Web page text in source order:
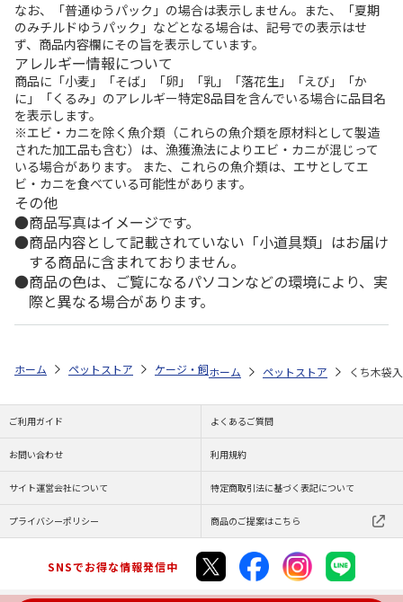
なお、「普通ゆうパック」の場合は表示しません。また、「夏期
のみチルドゆうパック」などとなる場合は、記号での表示はせ
ず、商品内容欄にその旨を表示しています。
アレルギー情報について
商品に「小麦」「そば」「卵」「乳」「落花生」「えび」「か
に」「くるみ」のアレルギー特定8品目を含んでいる場合に品目名
を表示します。
※エビ・カニを除く魚介類（これらの魚介類を原材料として製造
された加工品も含む）は、漁獲漁法によりエビ・カニが混じって
いる場合があります。 また、これらの魚介類は、エサとしてエ
ビ・カニを食べている可能性があります。
その他
商品写真はイメージです。
商品内容として記載されていない「小道具類」はお届け
する商品に含まれておりません。
商品の色は、ご覧になるパソコンなどの環境により、実
際と異なる場合があります。
ホーム ペットストア ケージ・飼育その他用品 かくれ木・とまり木
ホーム ペットストア くち木袋入
ご利用ガイド よくあるご質問
お問い合わせ 利用規約
サイト運営会社について 特定商取引法に基づく表記について
プライバシーポリシー 商品のご提案はこちら
SNSでお得な情報発信中